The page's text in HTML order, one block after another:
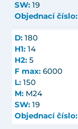
SW: 19
Objednací číslo:
D: 180
H1: 14
H2: 5
F max: 6000
L: 150
M: M24
SW: 19
Objednací číslo: